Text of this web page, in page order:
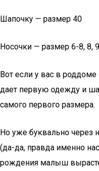
Шапочку — размер 40
Носочки — размер 6-8, 8,
Вот если у вас в
дает первую одежду и
самого первого размера.
Но уже буквально
(да-да, правда именно
рождения малыш